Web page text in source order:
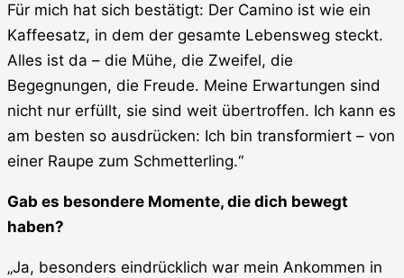
Für mich hat sich bestätigt: Der Camino ist wie ein
Kaffeesatz, in dem der gesamte Lebensweg steckt.
Alles ist da – die Mühe, die Zweifel, die
Begegnungen, die Freude. Meine Erwartungen sind
nicht nur erfüllt, sie sind weit übertroffen. Ich kann es
am besten so ausdrücken: Ich bin transformiert – von
einer Raupe zum Schmetterling.“
Gab es besondere Momente, die dich bewegt
haben?
„Ja, besonders eindrücklich war mein Ankommen in